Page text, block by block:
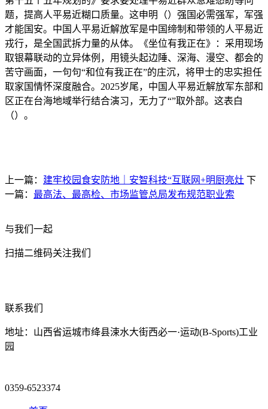
题，提高人平易近糊口质量。这申明（）强国必需强军，军强
才能国安。中国人平易近解放军是中国缔制和带领的人平易近
戎行，是全国武拆力量的从体。《坐位有我正在》：采用现场
取银幕联动的立异体例，用镜头起边陲、深海、漫空、都会的
苦守画面，一句句“和位有我正在”的庄沉，将甲士的忠实担任
取家国情怀深度融合。2025岁尾，中国人平易近解放军东部和
区正在台海地域举行结合演习，无力了“”取外部。这表白
（）。
上一篇： 建牢校园食安防地｜安智科技“互联网+明厨亮灶 下
一篇： 最高法、最高检、市场监管总局发布规范职业索
与我们一起
扫描二维码关注我们
联系我们
地址：山西省运城市绛县涑水大街西必一·运动(B-Sports)工业
园
0359-6523374